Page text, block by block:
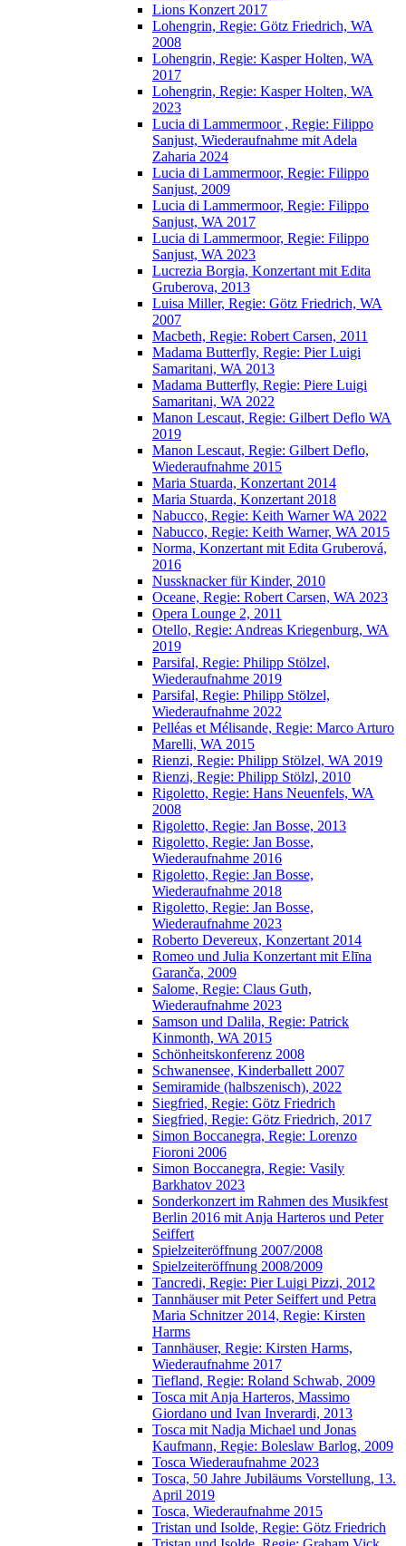
Lions Konzert 2017
Lohengrin, Regie: Götz Friedrich, WA
2008
Lohengrin, Regie: Kasper Holten, WA
2017
Lohengrin, Regie: Kasper Holten, WA
2023
Lucia di Lammermoor , Regie: Filippo
Sanjust, Wiederaufnahme mit Adela
Zaharia 2024
Lucia di Lammermoor, Regie: Filippo
Sanjust, 2009
Lucia di Lammermoor, Regie: Filippo
Sanjust, WA 2017
Lucia di Lammermoor, Regie: Filippo
Sanjust, WA 2023
Lucrezia Borgia, Konzertant mit Edita
Gruberova, 2013
Luisa Miller, Regie: Götz Friedrich, WA
2007
Macbeth, Regie: Robert Carsen, 2011
Madama Butterfly, Regie: Pier Luigi
Samaritani, WA 2013
Madama Butterfly, Regie: Piere Luigi
Samaritani, WA 2022
Manon Lescaut, Regie: Gilbert Deflo WA
2019
Manon Lescaut, Regie: Gilbert Deflo,
Wiederaufnahme 2015
Maria Stuarda, Konzertant 2014
Maria Stuarda, Konzertant 2018
Nabucco, Regie: Keith Warner WA 2022
Nabucco, Regie: Keith Warner, WA 2015
Norma, Konzertant mit Edita Gruberová,
2016
Nussknacker für Kinder, 2010
Oceane, Regie: Robert Carsen, WA 2023
Opera Lounge 2, 2011
Otello, Regie: Andreas Kriegenburg, WA
2019
Parsifal, Regie: Philipp Stölzel,
Wiederaufnahme 2019
Parsifal, Regie: Philipp Stölzel,
Wiederaufnahme 2022
Pelléas et Mélisande, Regie: Marco Arturo
Marelli, WA 2015
Rienzi, Regie: Philipp Stölzel, WA 2019
Rienzi, Regie: Philipp Stölzl, 2010
Rigoletto, Regie: Hans Neuenfels, WA
2008
Rigoletto, Regie: Jan Bosse, 2013
Rigoletto, Regie: Jan Bosse,
Wiederaufnahme 2016
Rigoletto, Regie: Jan Bosse,
Wiederaufnahme 2018
Rigoletto, Regie: Jan Bosse,
Wiederaufnahme 2023
Roberto Devereux, Konzertant 2014
Romeo und Julia Konzertant mit Elīna
Garanča, 2009
Salome, Regie: Claus Guth,
Wiederaufnahme 2023
Samson und Dalila, Regie: Patrick
Kinmonth, WA 2015
Schönheitskonferenz 2008
Schwanensee, Kinderballett 2007
Semiramide (halbszenisch), 2022
Siegfried, Regie: Götz Friedrich
Siegfried, Regie: Götz Friedrich, 2017
Simon Boccanegra, Regie: Lorenzo
Fioroni 2006
Simon Boccanegra, Regie: Vasily
Barkhatov 2023
Sonderkonzert im Rahmen des Musikfest
Berlin 2016 mit Anja Harteros und Peter
Seiffert
Spielzeiteröffnung 2007/2008
Spielzeiteröffnung 2008/2009
Tancredi, Regie: Pier Luigi Pizzi, 2012
Tannhäuser mit Peter Seiffert und Petra
Maria Schnitzer 2014, Regie: Kirsten
Harms
Tannhäuser, Regie: Kirsten Harms,
Wiederaufnahme 2017
Tiefland, Regie: Roland Schwab, 2009
Tosca mit Anja Harteros, Massimo
Giordano und Ivan Inverardi, 2013
Tosca mit Nadja Michael und Jonas
Kaufmann, Regie: Boleslaw Barlog, 2009
Tosca Wiederaufnahme 2023
Tosca, 50 Jahre Jubiläums Vorstellung, 13.
April 2019
Tosca, Wiederaufnahme 2015
Tristan und Isolde, Regie: Götz Friedrich